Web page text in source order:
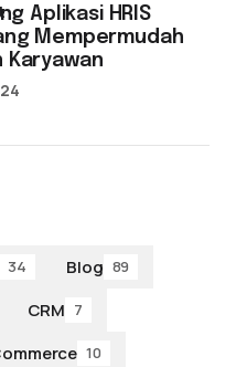
Aplikasi HRIS
Mempermudah
Karyawan
34 Blog 89
CRM 7
10